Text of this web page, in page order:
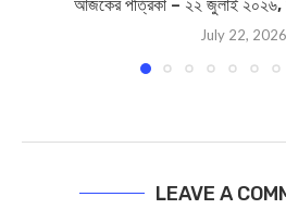
আজকের পত্রিকা – ২২ জুলাই ২০২৬,
July 22, 2026
LEAVE A